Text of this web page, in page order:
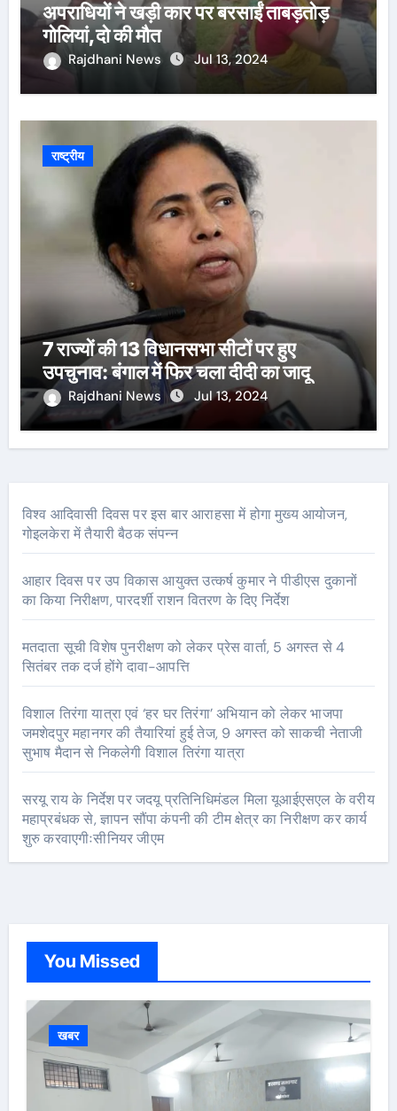
अपराधियों ने खड़ी कार पर बरसाईं ताबड़तोड़
गोलियां,दो की मौत
Rajdhani News Jul 13, 2024
राष्ट्रीय
7 राज्यों की 13 विधानसभा सीटों पर हुए
उपचुनाव: बंगाल में फिर चला दीदी का जादू
Rajdhani News Jul 13, 2024
विश्व आदिवासी दिवस पर इस बार आराहसा में होगा मुख्य आयोजन,
गोइलकेरा में तैयारी बैठक संपन्न
आहार दिवस पर उप विकास आयुक्त उत्कर्ष कुमार ने पीडीएस दुकानों
का किया निरीक्षण, पारदर्शी राशन वितरण के दिए निर्देश
मतदाता सूची विशेष पुनरीक्षण को लेकर प्रेस वार्ता, 5 अगस्त से 4
सितंबर तक दर्ज होंगे दावा-आपत्ति
विशाल तिरंगा यात्रा एवं ‘हर घर तिरंगा’ अभियान को लेकर भाजपा
जमशेदपुर महानगर की तैयारियां हुई तेज, 9 अगस्त को साकची नेताजी
सुभाष मैदान से निकलेगी विशाल तिरंगा यात्रा
सरयू राय के निर्देश पर जदयू प्रतिनिधिमंडल मिला यूआईएसएल के वरीय
महाप्रबंधक से, ज्ञापन सौंपा कंपनी की टीम क्षेत्र का निरीक्षण कर कार्य
शुरु करवाएगीःसीनियर जीएम
You Missed
खबर